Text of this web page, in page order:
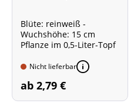
Blüte: reinweiß -
Wuchshöhe: 15 cm
Pflanze im 0,5-Liter-Topf
Nicht lieferbar
ab 2,79 €